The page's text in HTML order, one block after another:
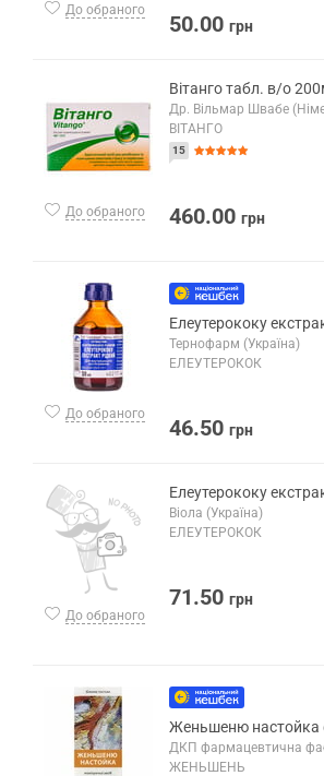
До обраного
50.00 грн
До обраного
Вітанго табл. в/о
Др. Вільмар Швабе
ВІТАНГО
15
460.00 грн
До обраного
Елеутерококу
Тернофарм (Україна)
ЕЛЕУТЕРОКОК
46.50 грн
До обраного
Елеутерококу
Віола (Україна)
ЕЛЕУТЕРОКОК
71.50 грн
Женьшеню настойка
ДКП фармацевтична
ЖЕНЬШЕНЬ